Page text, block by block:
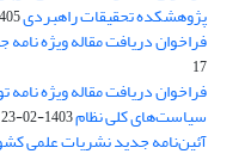
پژوهشکده تحقیقات راهبردی04-21
فراخوان دریافت مقاله ویژه
17
فراخوان دریافت مقاله ویژه
سیاست‌های کلی نظام1403-02-23
آئین‌نامه جدید نشریات علمی